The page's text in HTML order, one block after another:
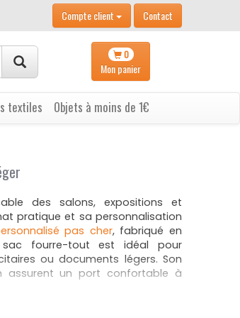
Compte client Contact
0
Monpanier
textiles Objets à moins de 1€
des salons, expositions et
pratique et sa personnalisation
pas cher, fabriqué en
sac fourre-tout est idéal pour
ou documents légers. Son
assurent un port confortable à